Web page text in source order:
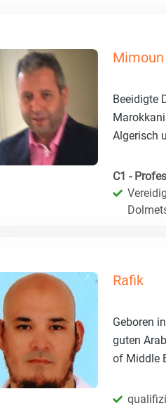
Mimoun
Beeidigte
Algerisch
C1 -
Rafik
Geboren
guten
of Middle